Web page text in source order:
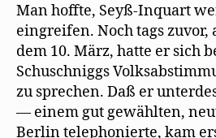
Man hoffte, Seyß-Inquart
eingreifen. Noch tags zuvor,
dem 10. März, hatte er sich
Schuschniggs
zu sprechen. Daß er
— einem gut gewählten,
Berlin telephonierte, kam